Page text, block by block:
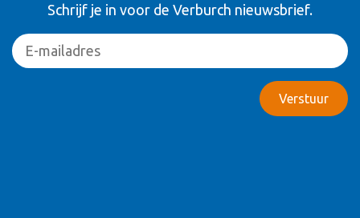
Schrijf je in voor de Verburch nieuwsbrief.